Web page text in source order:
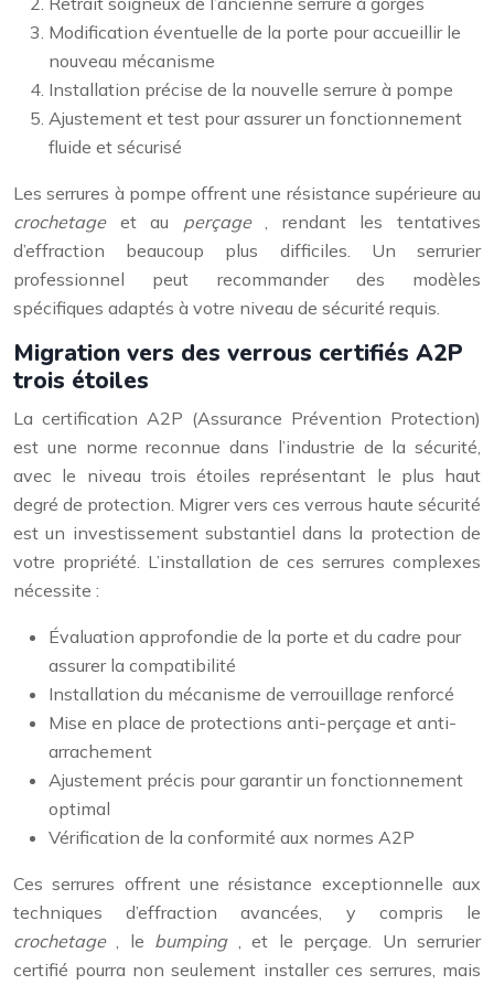
Modification éventuelle de la porte pour accueillir le
nouveau mécanisme
Installation précise de la nouvelle serrure à pompe
Ajustement et test pour assurer un fonctionnement
fluide et sécurisé
Les serrures à pompe offrent une résistance supérieure au
crochetage et au perçage
, rendant les tentatives
d’effraction beaucoup plus difficiles. Un serrurier
professionnel peut recommander des modèles
spécifiques adaptés à votre niveau de sécurité requis.
Migration vers des verrous certifiés A2P
trois étoiles
La certification A2P (Assurance Prévention Protection)
est une norme reconnue dans l’industrie de la sécurité,
avec le niveau trois étoiles représentant le plus haut
degré de protection. Migrer vers ces verrous haute sécurité
est un investissement substantiel dans la protection de
votre propriété. L’installation de ces serrures complexes
nécessite :
Évaluation approfondie de la porte et du cadre pour
assurer la compatibilité
Installation du mécanisme de verrouillage renforcé
Mise en place de protections anti-perçage et anti-
arrachement
Ajustement précis pour garantir un fonctionnement
optimal
Vérification de la conformité aux normes A2P
Ces serrures offrent une résistance exceptionnelle aux
techniques d’effraction avancées, y compris le
crochetage
, le bumping
, et le perçage. Un serrurier
certifié pourra non seulement installer ces serrures, mais